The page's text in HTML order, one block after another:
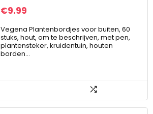
€9.99
Vegena Plantenbordjes voor buiten, 60
stuks, hout, om te beschrijven, met pen,
plantensteker, kruidentuin, houten
borden…